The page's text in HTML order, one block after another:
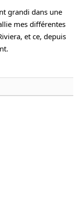
grandi dans une
mes différentes
et ce, depuis